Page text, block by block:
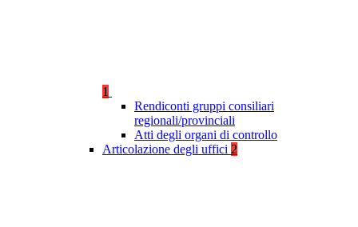
1
Rendiconti gruppi consiliari
regionali/provinciali
Atti degli organi di controllo
Articolazione degli uffici 2